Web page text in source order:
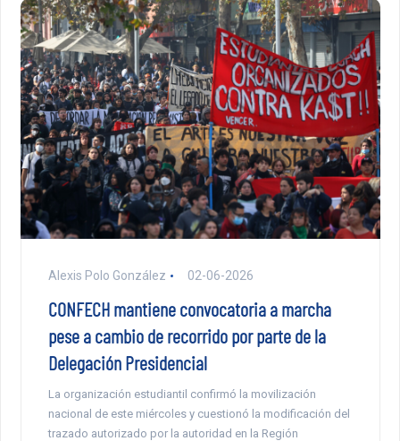
Alexis Polo González 02-06-2026
CONFECH mantiene convocatoria a marcha
pese a cambio de recorrido por parte de la
Delegación Presidencial
La organización estudiantil confirmó la movilización
nacional de este miércoles y cuestionó la modificación del
trazado autorizado por la autoridad en la Región